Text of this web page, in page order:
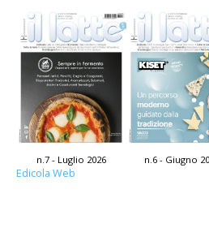
n.7 - Luglio 2026 n.6 - Giugno
Edicola Web